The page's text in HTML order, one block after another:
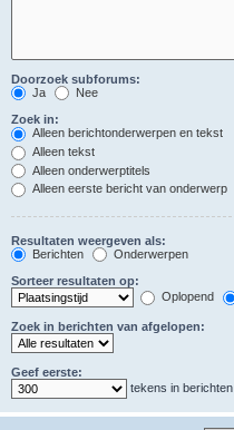
Doorzoek subforums:
Ja
Nee
Zoek in:
Alleen berichtonderwerpen en tekst
Alleen tekst
Alleen onderwerptitels
Alleen eerste bericht van onderwerp
Resultaten weergeven als:
Berichten
Onderwerpen
Sorteer resultaten op:
Oplopend
Zoek in berichten van afgelopen:
Geef eerste:
tekens in berichten